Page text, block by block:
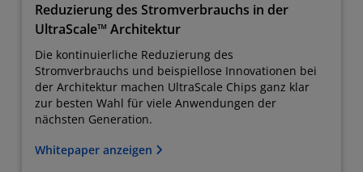
Reduzierung des Stromverbrauchs in der
UltraScale™ Architektur
Die kontinuierliche Reduzierung des
Stromverbrauchs und beispiellose Innovationen bei
der Architektur machen UltraScale Chips ganz klar
zur besten Wahl für viele Anwendungen der
nächsten Generation.
Whitepaper anzeigen